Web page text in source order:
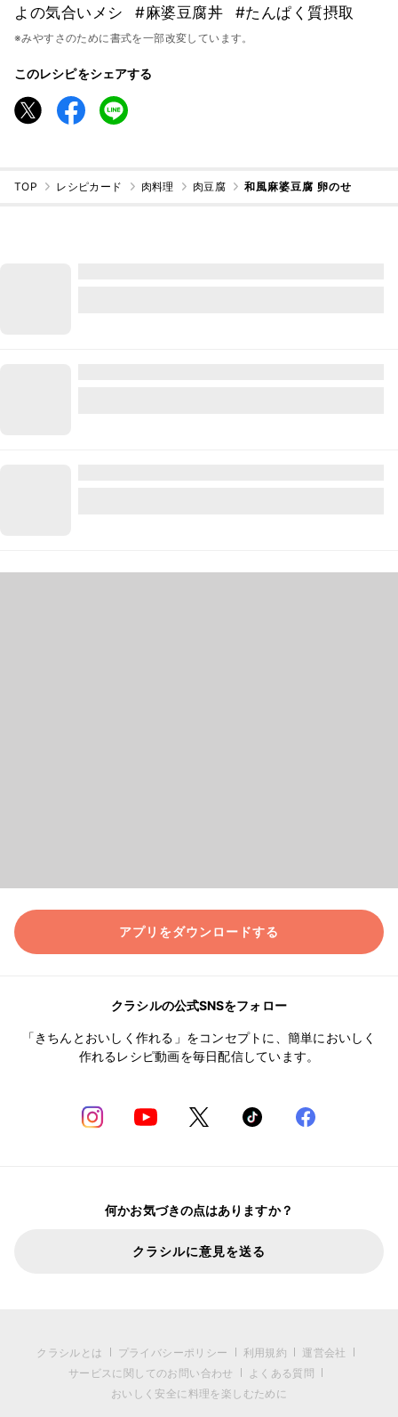
よの気合いメシ
#麻婆豆腐丼 #たんぱく質摂取
※みやすさのために書式を一部改変しています。
このレシピをシェアする
TOP レシピカード 肉料理 肉豆腐 和風麻婆豆腐 卵のせ
アプリをダウンロードする
クラシルの公式SNSをフォロー
「きちんとおいしく作れる」をコンセプトに、簡単においしく
作れるレシピ動画を毎日配信しています。
何かお気づきの点はありますか？
クラシルに意見を送る
クラシルとは プライバシーポリシー 利用規約
運営会社
サービスに関してのお問い合わせ
よくある質問
おいしく安全に料理を楽しむために